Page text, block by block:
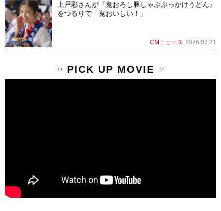
上戸彩さんが『鬼おろし豚しゃぶぶっかけうどん』
をつるりで「鬼おいしい！」
CMニュース 2026.07.21
PICK UP MOVIE